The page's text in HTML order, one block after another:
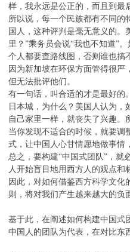
样，我永远是公正的，而且到最
所以说，每一个民族都有不同的
国人，这种评判是毫无意义的
里？”乘务员会说“我也不知道”
个人都要查路线图，否则谁也搞
因为新加坡在环保方面管得很严
但无法批评他们。
有一句话，叫合适的才是最好的
日本城，为什么？美国人认为
自己家里一样，就丧失了兴趣。
当你发现不适合的时候，就要调
式，让中国人心甘情愿地做事情
总之，要构建“中国式团队”，就
人开始盲目地用西方人的观点和
因此，对如何借鉴西方科学文
则，将对我们产生越来越大的负
基于此，在阐述如何构建中国式
中国人的团队为代表，在对比东